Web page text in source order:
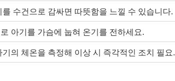
를 수건으로 감싸면 따뜻함을 느낄 수 있습니다.
아기를 가슴에 눕혀 온기를 전하세요.
기의 체온을 측정해 이상 시 즉각적인 조치 필요.